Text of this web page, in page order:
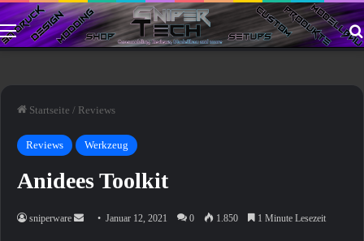
Menü
Startseite / Reviews
Reviews Werkzeug
Anidees Toolkit
sniperware
SendeJanuar 12, 2021 0 1.850 1 Minute Lesezeit